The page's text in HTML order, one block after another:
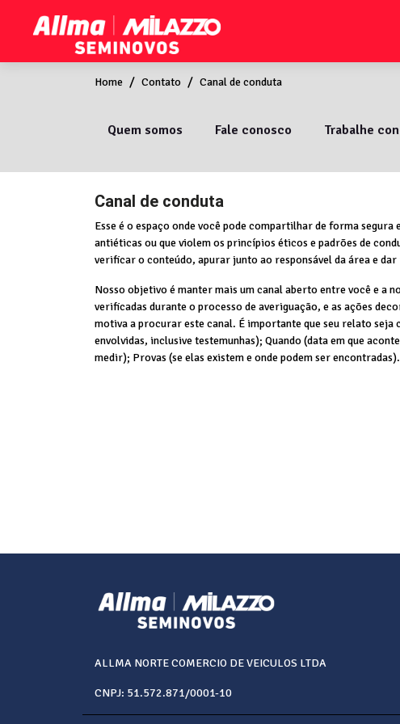
Home Contato Canal de conduta
Quem somos Fale conosco Trabalhe
Canal de conduta
Esse é o espaço onde você pode compartilhar de forma
antiéticas ou que violem os princípios éticos e padrões de
verificar o conteúdo, apurar junto ao responsável da área e
Nosso objetivo é manter mais um canal aberto entre você e a
verificadas durante o processo de averiguação, e as ações
motiva a procurar este canal. É importante que seu relato seja
envolvidas, inclusive testemunhas); Quando (data em que
medir); Provas (se elas existem e onde podem ser encontradas).
ALLMA NORTE COMERCIO DE VEICULOS LTDA
CNPJ: 51.572.871/0001-10